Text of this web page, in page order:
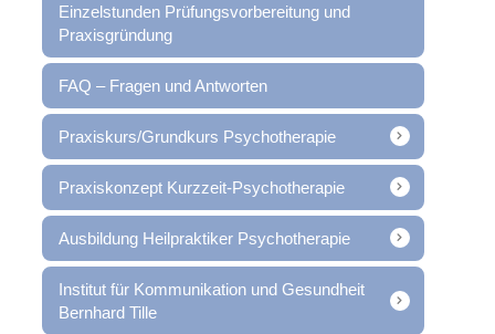
Einzelstunden Prüfungsvorbereitung und
Praxisgründung
FAQ – Fragen und Antworten
Praxiskurs/Grundkurs Psychotherapie
Praxiskonzept Kurzzeit-Psychotherapie
Ausbildung Heilpraktiker Psychotherapie
Institut für Kommunikation und Gesundheit
Bernhard Tille